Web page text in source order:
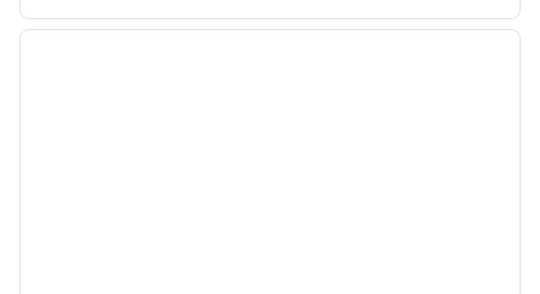
1 din 12